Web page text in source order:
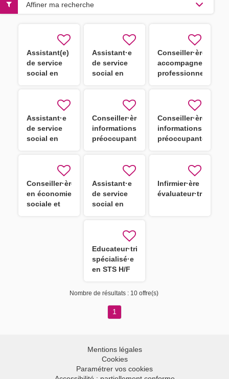
Assistant(e)
de service
social en
Assistant·e
de service
social en
Conseiller·ère
accompagnement
professionnel
familiaux
Assistant·e
de service
social en
Conseiller·ère
informations
préoccupantes
Conseiller·ère
informations
préoccupantes
Conseiller·ère
en économie
sociale et
Assistant·e
de service
social en
Infirmier·ère
évaluateur·trice
Educateur·trice
spécialisé·e
en STS H/F
Affiner ma recherche
Nombre de résultats : 10 offre(s)
1
Mentions légales
Cookies
Paramétrer vos cookies